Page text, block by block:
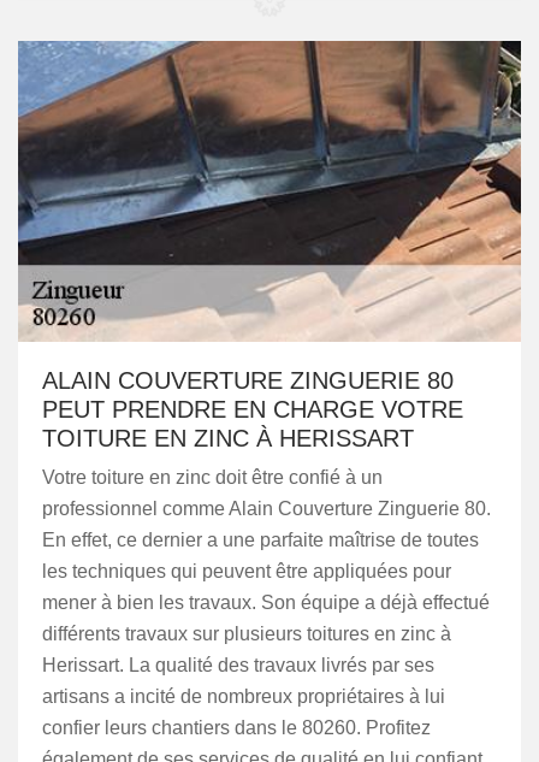
ALAIN COUVERTURE ZINGUERIE 80
PEUT PRENDRE EN CHARGE VOTRE
TOITURE EN ZINC À HERISSART
Votre toiture en zinc doit être confié à un
professionnel comme Alain Couverture Zinguerie 80.
En effet, ce dernier a une parfaite maîtrise de toutes
les techniques qui peuvent être appliquées pour
mener à bien les travaux. Son équipe a déjà effectué
différents travaux sur plusieurs toitures en zinc à
Herissart. La qualité des travaux livrés par ses
artisans a incité de nombreux propriétaires à lui
confier leurs chantiers dans le 80260. Profitez